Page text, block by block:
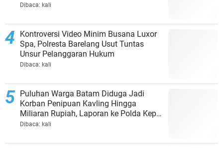
Dibaca: kali
Kontroversi Video Minim Busana Luxor
Spa, Polresta Barelang Usut Tuntas
Unsur Pelanggaran Hukum
Dibaca: kali
Puluhan Warga Batam Diduga Jadi
Korban Penipuan Kavling Hingga
Miliaran Rupiah, Laporan ke Polda Kepri
Jalan di Tempat?
Dibaca: kali